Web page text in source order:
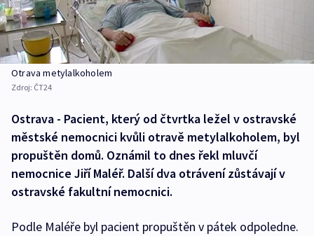
Otrava metylalkoholem
Zdroj: ČT24
Ostrava - Pacient, který od čtvrtka ležel v ostravské
městské nemocnici kvůli otravě metylalkoholem, byl
propuštěn domů. Oznámil to dnes řekl mluvčí
nemocnice Jiří Maléř. Další dva otrávení zůstávají v
ostravské fakultní nemocnici.
Podle Maléře byl pacient propuštěn v pátek odpoledne.